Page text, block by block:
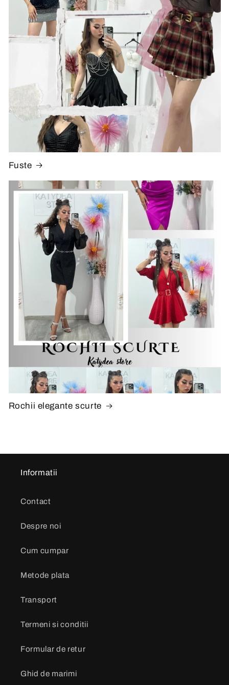
Fuste
Rochii elegante scurte
Informatii
Contact
Despre noi
Cum cumpar
Metode plata
Transport
Termeni si conditii
Formular de retur
Ghid de marimi